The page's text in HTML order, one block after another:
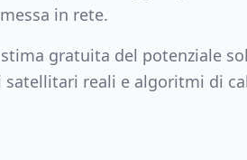
in rete.
gratuita del potenziale
satellitari reali e algoritmi di